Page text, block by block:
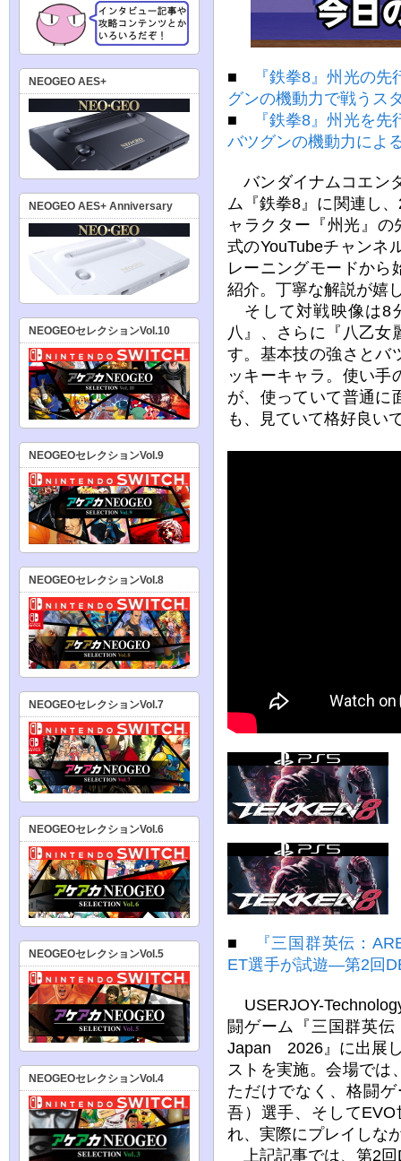
■
『鉄拳8』州光の
グンの機動力で戦うス
■
『鉄拳8』州光を
バツグンの機動力によ
バンダイナムコエン
ム『鉄拳8』に関連し
ャラクター『州光』
式のYouTubeチャンネ
レーニングモードから
紹介。丁寧な解説が嬉
そして対戦映像は8
八』、さらに『八乙女
す。基本技の強さとバ
ッキーキャラ。使い手
が、使っていて普通に
も、見ていて格好良い
■
『三国群英伝：
ET選手が試遊―第2回
USERJOY-
闘ゲーム『三国群英
Japan 2026』に出展
ストを実施。会場では
ただけでなく、格闘
吾）選手、そして
れ、実際にプレイしな
上記記事では、第2回
NEOGEO AES+
NEOGEO AES+ Anniversary
NEOGEOセレクションVol.10
NEOGEOセレクションVol.9
NEOGEOセレクションVol.8
NEOGEOセレクションVol.7
NEOGEOセレクションVol.6
NEOGEOセレクションVol.5
NEOGEOセレクションVol.4